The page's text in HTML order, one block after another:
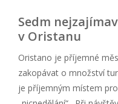
Sedm
v Oristanu
Oristano je příjemné
zakopávat o množství
je příjemným místem